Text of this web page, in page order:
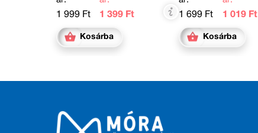
1 999 Ft
1 399 Ft
Kosárba
1 699 Ft
1 019 Ft
Kosárba